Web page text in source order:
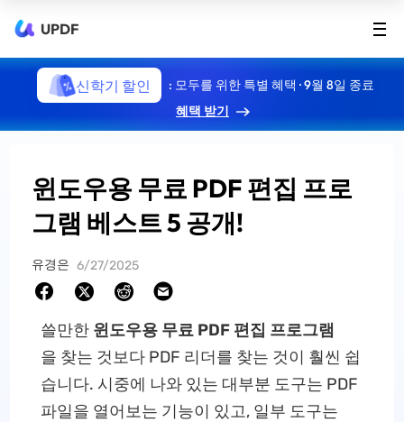
UPDF
신학기 할인
: 모두를 위한 특별 혜택 · 9월 8일 종료
혜택 받기
윈도우용 무료 PDF 편집 프로
그램 베스트 5 공개!
유경은 6/27/2025
쓸만한 윈도우용 무료 PDF 편집 프로그램
을 찾는 것보다 PDF 리더를 찾는 것이 훨씬 쉽
습니다. 시중에 나와 있는 대부분 도구는 PDF
파일을 열어보는 기능이 있고, 일부 도구는